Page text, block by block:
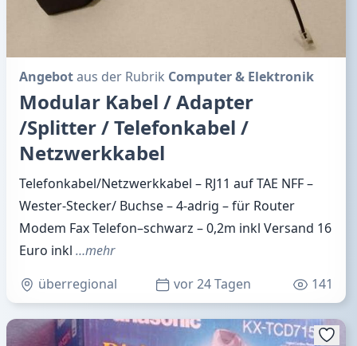
Angebotaus der Rubrik Computer & Elektronik
Modular Kabel / Adapter
/Splitter / Telefonkabel /
Netzwerkkabel
Telefonkabel/Netzwerkkabel – RJ11 auf TAE NFF –
Wester-Stecker/ Buchse – 4-adrig – für Router
Modem Fax Telefon–schwarz – 0,2m inkl Versand 16
Euro inkl …mehr
überregional
vor 24 Tagen 141